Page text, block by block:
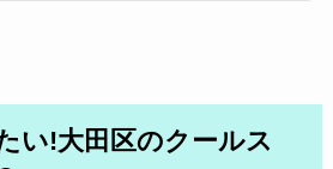
い!大田区のクールス